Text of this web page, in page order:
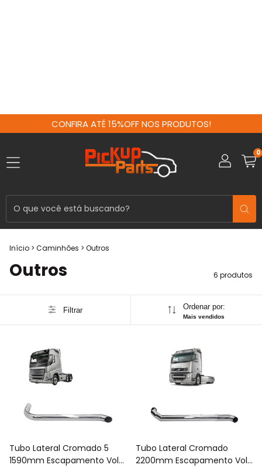
CONFIRA ATÉ 15%OFF NOS PRODUTOS!
0
Início > Caminhões > Outros
Outros 6 produtos
Filtrar Ordenar por:
Mais vendidos
Tubo Lateral Cromado 5
1590mm Escapamento Volv
Tubo Lateral Cromado
2200mm Escapamento Volv